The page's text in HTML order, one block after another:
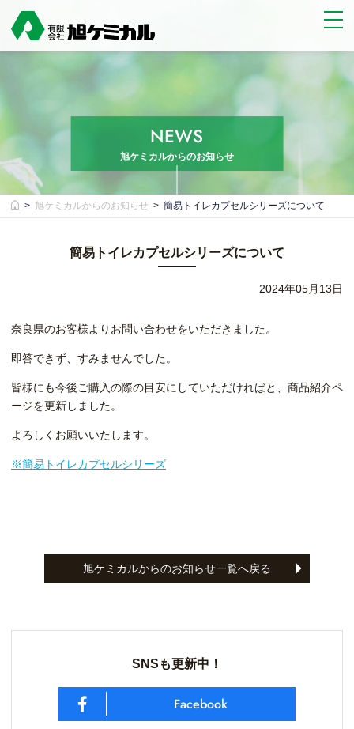
NEWS
旭ケミカルからのお知らせ
旭ケミカルからのお知らせ 簡易トイレカプセルシリーズについて
簡易トイレカプセルシリーズについて
2024年05月13日
奈良県のお客様よりお問い合わせをいただきました。
即答できず、すみませんでした。
皆様にも今後ご購入の際の目安にしていただければと、商品紹介ペ
ージを更新しました。
よろしくお願いいたします。
※簡易トイレカプセルシリーズ
旭ケミカルからのお知らせ一覧へ戻る
SNSも更新中！
Facebook